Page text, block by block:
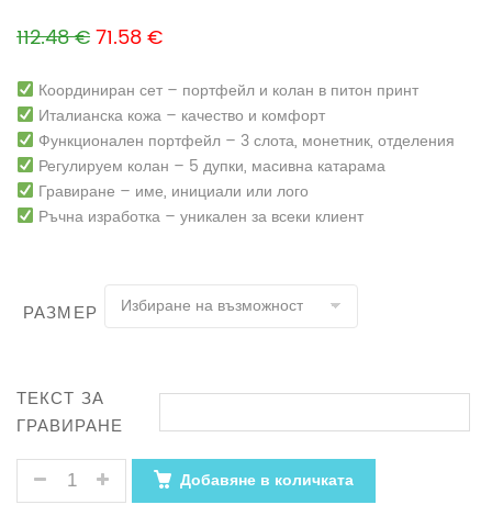
112.48€Original price was: 112.48 €.
71.58€Текущата цена е: 71.58 €.
Координиран сет – портфейл и колан в питон принт
Италианска кожа – качество и комфорт
Функционален портфейл – 3 слота, монетник, отделения
Регулируем колан – 5 дупки, масивна катарама
Гравиране – име, инициали или лого
Ръчна изработка – уникален за всеки клиент
РАЗМЕР
ТЕКСТ ЗА
ГРАВИРАНЕ
КОЛИЧЕСТВО ЗА КОЖЕН KОМПЛЕКТ „ПИТОН
Добавяне в количката